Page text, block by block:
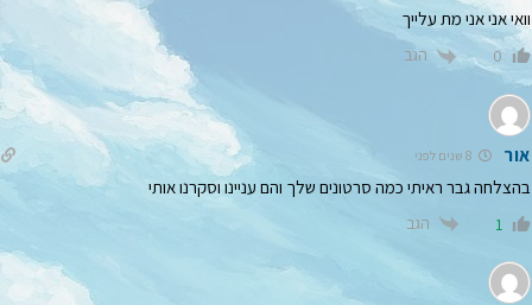
וואי אני אני מת עלייך
0 הגב
אור 8 שנים לפני
בהצלחה גבר ראיתי כמה סרטונים שלך והם עניינו וסקרנו אותי
1 הגב